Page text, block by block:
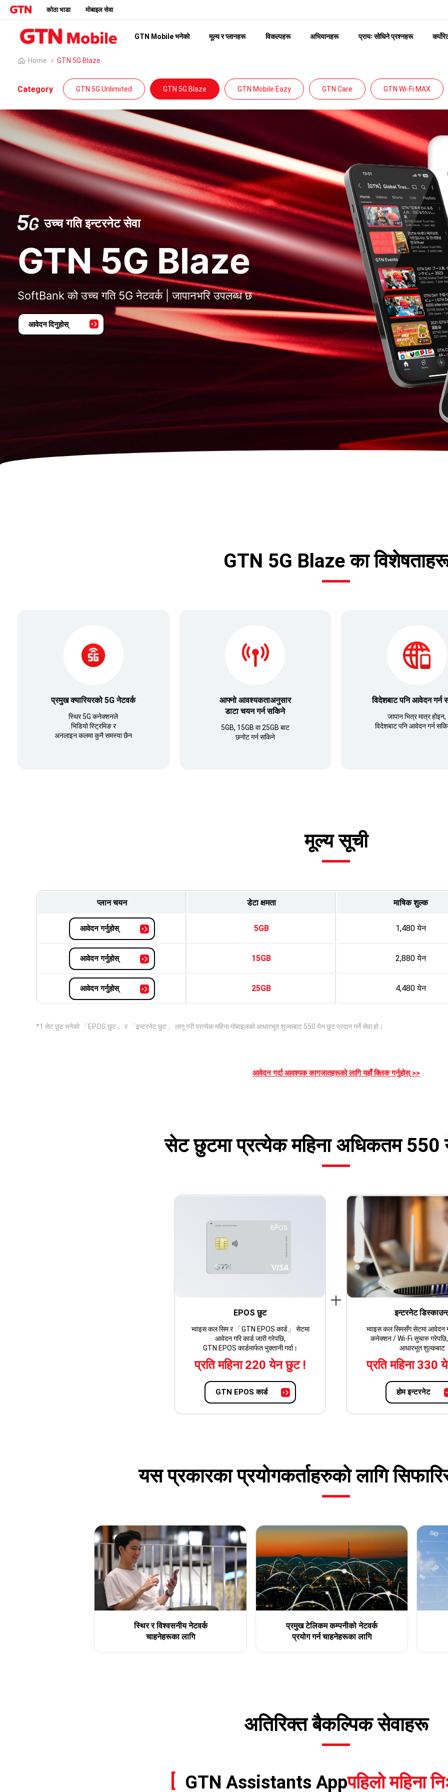
कोठा भाडा मोबाइल सेवा
GTN Mobile भनेको मूल्य र प्लानहरू विकल्पहरू अभियानहरू प्रायः सोधिने प्रश्नहरू
Home GTN 5G Blaze
Category GTN 5G Unlimited GTN 5G Blaze GTN Mobile Eazy GTN Care GTN Wi-Fi MAX
उच्च गति इन्टरनेट सेवा
GTN 5G Blaze
SoftBank को उच्च गति 5G नेटवर्क | जापानभरि उपलब्ध छ
आवेदन दिनुहोस्
GTN 5G Blaze का
प्रमुख क्यारियरको 5G नेटवर्क
स्थिर 5G कनेक्शनले
भिडियो स्ट्रिमिङ र
अनलाइन कलमा कुनै समस्या छैन
आफ्नो आवश्यकताअनुसार
डाटा चयन गर्न सकिने
5GB, 15GB वा 25GB बाट
छनोट गर्न सकिने
विदेशबाट पनि आवेदन गर्न
जापान भित्र मात्र होइन,
विदेशबाट पनि आवेदन गर्न
मूल्य सूची
प्लान चयन डेटा क्षमता माषिक शुल्क
आवेदन गर्नुहोस् 5GB 1,480 येन
आवेदन गर्नुहोस् 15GB 2,880 येन
आवेदन गर्नुहोस् 25GB 4,480 येन
*1 सेट छुट भनेको 「EPOS छुट」 र 「इन्टरनेट छुट」 लागू गरी प्रत्येक महिना मोबाइलको आधारभूत शुल्कबाट 550 येन छुट प्रदान गर्ने सेवा हो।
आवेदन गर्दा आवश्यक कागजातहरूको लागि यहाँ क्लिक गर्नुहोस् >>
सेट छुटमा प्रत्येक महिना अधिकतम
EPOS छुट
भ्वाइस कल सिम र 「GTN EPOS कार्ड」 सेटमा
आवेदन गरि कार्ड जारी गरेपछि,
GTN EPOS कार्डमार्फत भुक्तानी गर्दा।
प्रति महिना 220 येन छुट !
GTN EPOS कार्ड
इन्टरनेट
भ्वाइस कल सिमसँग सेटमा आवेदन
कनेक्शन / Wi-Fi सुचारु गरेपछि,
आधारभूत शुल्कबाट
प्रति महिना 330
होम इन्टरनेट
यस प्रकारका प्रयोगकर्ताहरुको लागि
स्थिर र विश्वसनीय नेटवर्क
चाहनेहरूका लागि
प्रमुख टेलिकम कम्पनीको नेटवर्क
प्रयोग गर्न चाहनेहरूका लागि
अतिरिक्त बैकल्पिक सेवाहरू
GTN Assistants Appपहिलो महिना